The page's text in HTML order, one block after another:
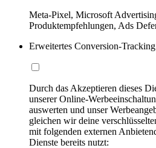
Meta-Pixel, Microsoft
Produktempfehlungen, Ads
Erweitertes Conversion-Tracking
Durch das Akzeptieren dieses
unserer Online-
auswerten und unser
gleichen wir deine
mit folgenden externen
Dienste bereits nutzt: